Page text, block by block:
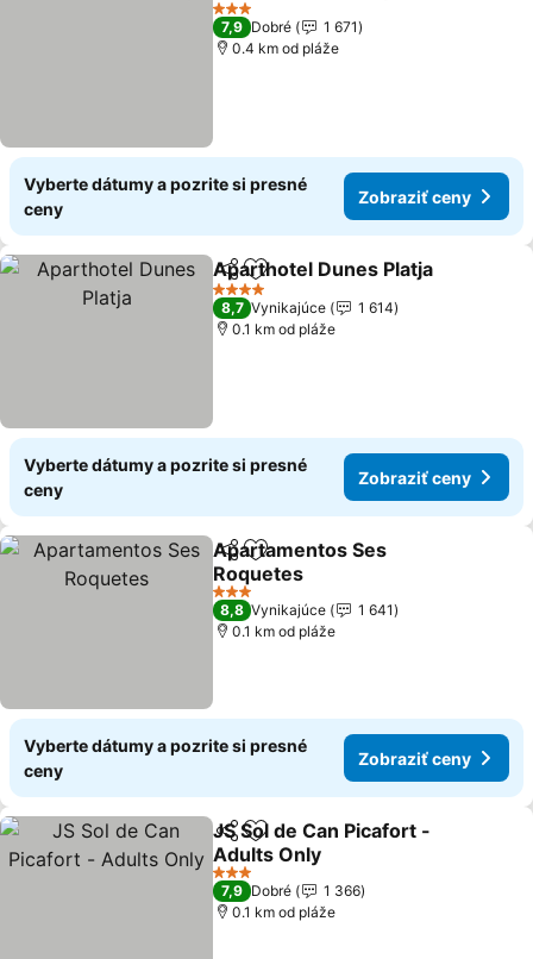
3 Počet hviezdičiek
7,9 Dobré
1 671
0.4 km od pláže
Vyberte dátumy a pozrite si presné
ceny
Zobraziť ceny
ZdieľaťPridať do obľúbených
Aparthotel Dunes Platja
4 Počet hviezdičiek
8,7 Vynikajúce
1 614
0.1 km od pláže
Vyberte dátumy a pozrite si presné
ceny
Zobraziť ceny
ZdieľaťPridať do obľúbených
Apartamentos Ses
Roquetes
3 Počet hviezdičiek
8,8 Vynikajúce
1 641
0.1 km od pláže
Vyberte dátumy a pozrite si presné
ceny
Zobraziť ceny
ZdieľaťPridať do obľúbených
JS Sol de Can Picafort -
Adults Only
3 Počet hviezdičiek
7,9 Dobré
1 366
0.1 km od pláže